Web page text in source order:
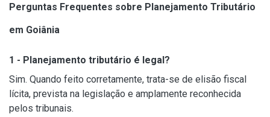
Perguntas Frequentes sobre Planejamento Tributário
em Goiânia
1 - Planejamento tributário é legal?
Sim. Quando feito corretamente, trata-se de elisão fiscal
lícita, prevista na legislação e amplamente reconhecida
pelos tribunais.